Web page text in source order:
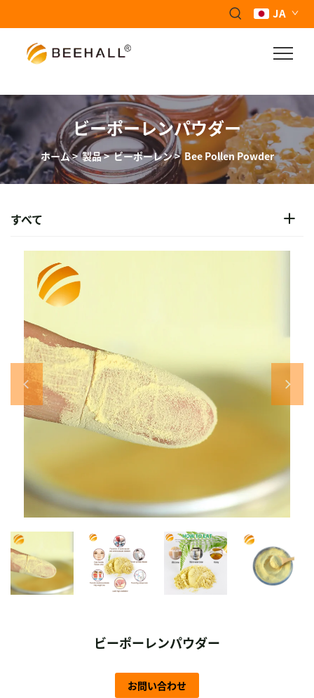
JA
ビーポーレンパウダー
ホーム>製品>ビーポーレン> Bee Pollen Powder
すべて
ビーポーレンパウダー
お問い合わせ